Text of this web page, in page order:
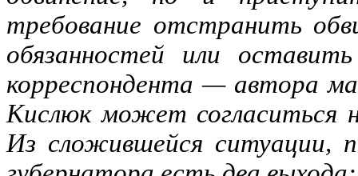
требование отстранить
обязанностей или
корреспондента — автора
Кислюк может согласиться
Из сложившейся ситуации,